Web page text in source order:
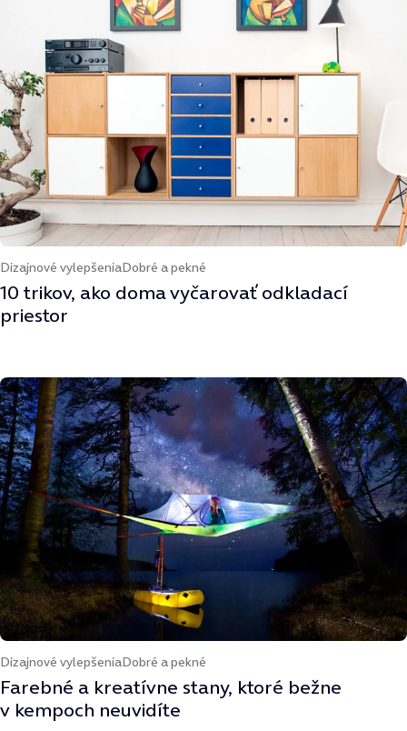
Dizajnové vylepšeniaDobré a pekné
10 trikov, ako doma vyčarovať odkladací
priestor
Dizajnové vylepšeniaDobré a pekné
Farebné a kreatívne stany, ktoré bežne
v kempoch neuvidíte